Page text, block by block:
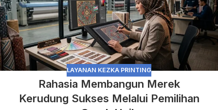
LAYANAN KEZKA PRINTING
Rahasia Membangun Merek
Kerudung Sukses Melalui Pemilihan